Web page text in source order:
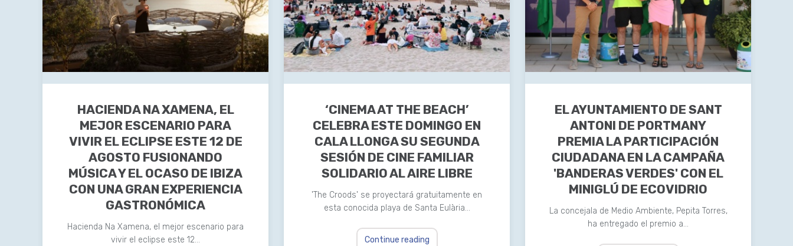
HACIENDA NA XAMENA, EL
MEJOR ESCENARIO PARA
VIVIR EL ECLIPSE ESTE 12 DE
AGOSTO FUSIONANDO
MÚSICA Y EL OCASO DE IBIZA
CON UNA GRAN EXPERIENCIA
GASTRONÓMICA
Hacienda Na Xamena, el mejor escenario para
vivir el eclipse este 12…
‘CINEMA AT THE BEACH’
CELEBRA ESTE DOMINGO EN
CALA LLONGA SU SEGUNDA
SESIÓN DE CINE FAMILIAR
SOLIDARIO AL AIRE LIBRE
'The Croods' se proyectará gratuitamente en
esta conocida playa de Santa Eulària…
Continue reading
EL AYUNTAMIENTO DE SANT
ANTONI DE PORTMANY
PREMIA LA PARTICIPACIÓN
CIUDADANA EN LA CAMPAÑA
'BANDERAS VERDES' CON EL
MINIGLÚ DE ECOVIDRIO
La concejala de Medio Ambiente, Pepita Torres,
ha entregado el premio a…